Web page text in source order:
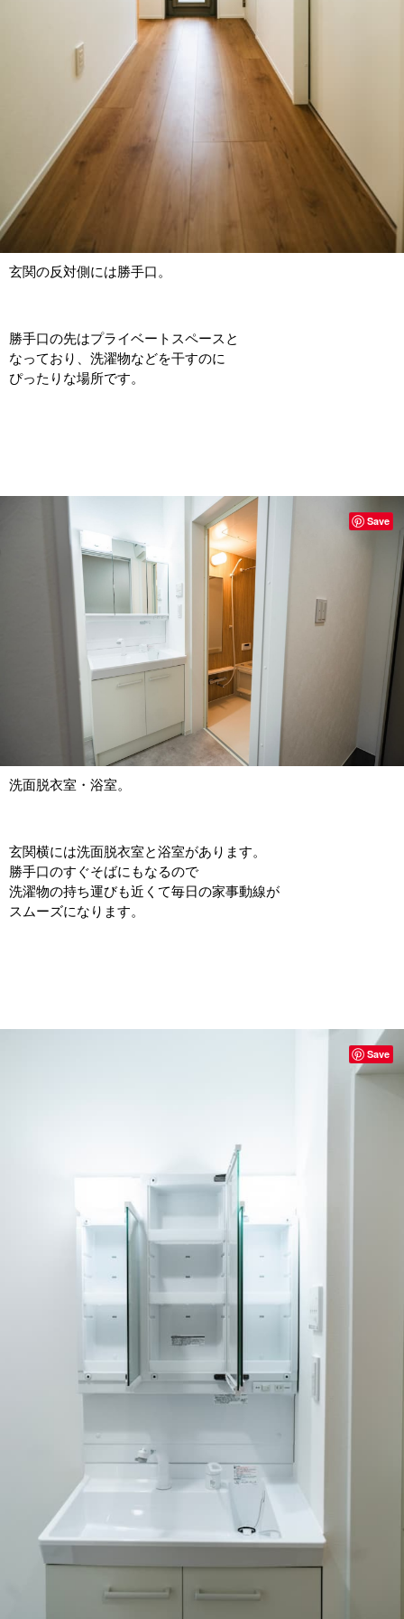
玄関の反対側には勝手口。
勝手口の先はプライベートスペースと
なっており、洗濯物などを干すのに
ぴったりな場所です。
洗面脱衣室・浴室。
玄関横には洗面脱衣室と浴室があります。
勝手口のすぐそばにもなるので
洗濯物の持ち運びも近くて毎日の家事動線が
スムーズになります。
Save
Save